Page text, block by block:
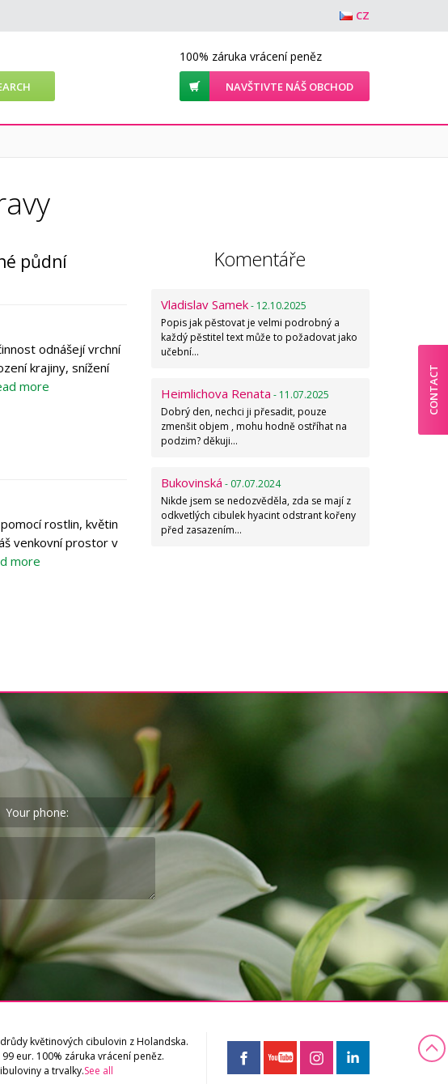
CZ
100% záruka vrácení peněz
NAVŠTIVTE NÁŠ OBCHOD
půdní
odnášejí vrchní
krajiny, snížení
more
rostlin, květin
venkovní prostor v
more
Komentáře
Vladislav Samek- 12.10.2025
Popis jak pěstovat je velmi podrobný a
každý pěstitel text může to požadovat jako
učební…
Heimlichova Renata - 11.07.2025
Dobrý den, nechci ji přesadit, pouze
zmenšit objem , mohu hodně ostříhat na
podzim? děkuji…
Bukovinská - 07.07.2024
Nikde jsem se nedozvěděla, zda se mají z
odkvetlých cibulek hyacint odstrant kořeny
před zasazením…
květinových cibulovin z Holandska.
eur. 100% záruka vrácení peněz.
a trvalky.See all
CONTACT